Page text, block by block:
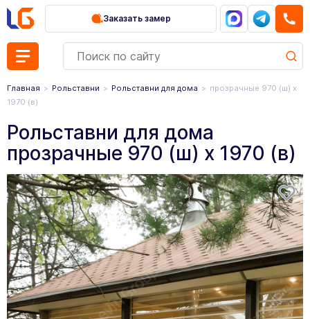
Заказать замер
Главная Рольставни Рольставни для дома
прозрачные 970 (ш) х
1970 (в)
Рольставни для дома
прозрачные 970 (ш) х 1970 (в)